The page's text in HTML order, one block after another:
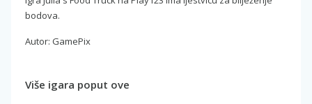
bodova.
Autor: GamePix
Više igara poput ove